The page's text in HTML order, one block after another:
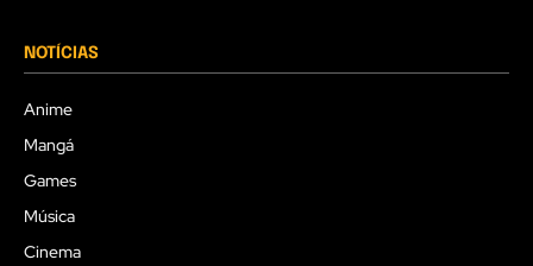
NOTÍCIAS
Anime
Mangá
Games
Música
Cinema